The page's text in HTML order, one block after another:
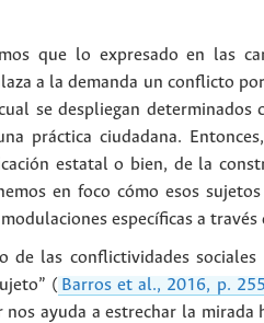
que lo expresado en las
a la demanda un conflicto
se despliegan
práctica ciudadana.
estatal o bien, de la
en foco cómo esos
específicas a
de las conflictividades
( Barros et al., 2016, p.
ayuda a estrechar la